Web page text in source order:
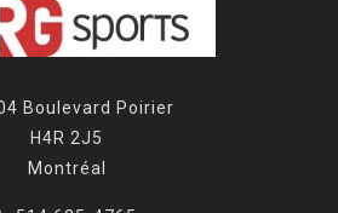
Boulevard Poirier
H4R 2J5
Montréal